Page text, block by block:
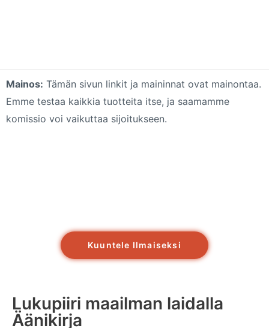
Mainos: Tämän sivun linkit ja maininnat ovat mainontaa.
Emme testaa kaikkia tuotteita itse, ja saamamme
komissio voi vaikuttaa sijoitukseen.
Kuuntele Ilmaiseksi
Lukupiiri maailman laidalla
Äänikirja